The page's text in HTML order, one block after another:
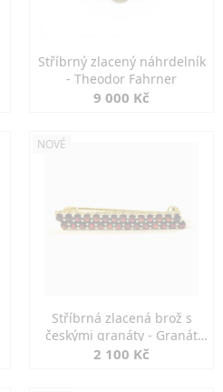
Stříbrný zlacený náhrdelník
- Theodor Fahrner
9 000 Kč
NOVÉ
Stříbrná zlacená brož s
českými granáty - Granát
Turnov
2 100 Kč